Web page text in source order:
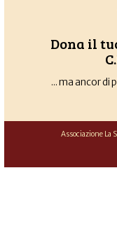
Dona il
... ma ancor di
Associazione La